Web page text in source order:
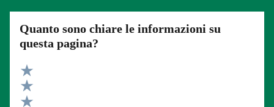
Quanto sono chiare le informazioni su
questa pagina?
Valuta 5 stelle su 5
Valuta 4 stelle su 5